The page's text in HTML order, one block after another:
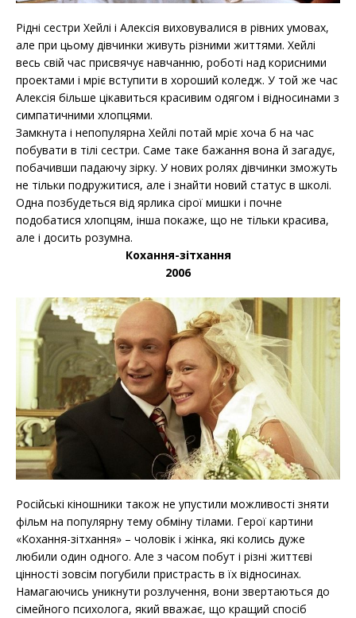
Рідні сестри Хейлі і Алексія виховувалися в рівних умовах,
але при цьому дівчинки живуть різними життями. Хейлі
весь свій час присвячує навчанню, роботі над корисними
проектами і мріє вступити в хороший коледж. У той же час
Алексія більше цікавиться красивим одягом і відносинами з
симпатичними хлопцями.
Замкнута і непопулярна Хейлі потай мріє хоча б на час
побувати в тілі сестри. Саме таке бажання вона й загадує,
побачивши падаючу зірку. У нових ролях дівчинки зможуть
не тільки подружитися, але і знайти новий статус в школі.
Одна позбудеться від ярлика сірої мишки і почне
подобатися хлопцям, інша покаже, що не тільки красива,
але і досить розумна.
Кохання-зітхання
2006
Російські кіношники також не упустили можливості зняти
фільм на популярну тему обміну тілами. Герої картини
«Кохання-зітхання» – чоловік і жінка, які колись дуже
любили один одного. Але з часом побут і різні життєві
цінності зовсім погубили пристрасть в їх відносинах.
Намагаючись уникнути розлучення, вони звертаються до
сімейного психолога, який вважає, що кращий спосіб